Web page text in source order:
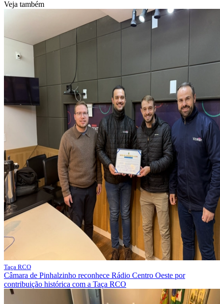
Veja também
Taça RCO
Câmara de Pinhalzinho reconhece Rádio Centro Oeste por
contribuição histórica com a Taça RCO